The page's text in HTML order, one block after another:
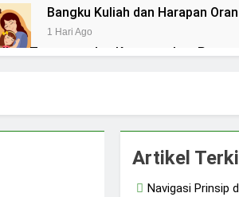
Bangku Kuliah dan Harapan
1 Hari Ago
Tuntutan, dan Ketangguhan
di Media Sosial
Artikel
Navigasi Prinsip